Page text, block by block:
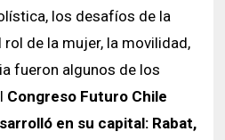
los desafíos de la
de la mujer, la movilidad,
fueron algunos de los
Congreso Futuro Chile
en su capital: Rabat,